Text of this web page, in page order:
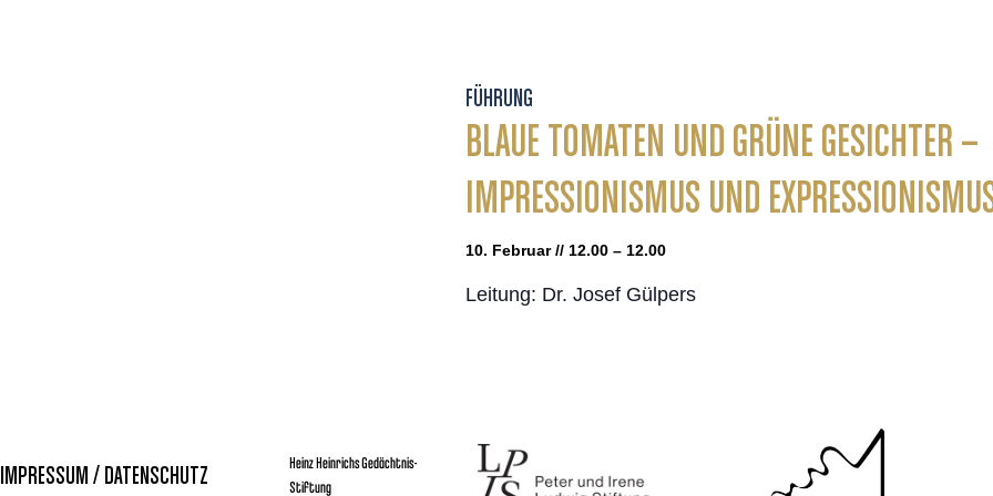
FÜHRUNG
BLAUE TOMATEN UND GRÜNE GESICHTER –
IMPRESSIONISMUS UND
10. Februar // 12.00 – 12.00
Leitung: Dr. Josef Gülpers
IMPRESSUM / DATENSCHUTZ
Heinz Heinrichs Gedächtnis-
Stiftung